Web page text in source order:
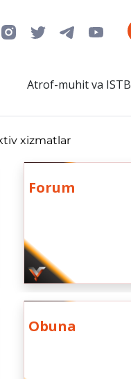
Atrof-muhit va ISTB
xizmatlar
Forum
Obuna